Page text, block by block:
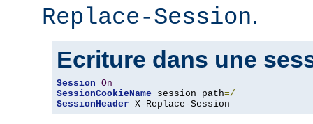
Replace-Session.
Ecriture dans une
Session On
SessionCookieName session path=/
SessionHeader X-Replace-Session